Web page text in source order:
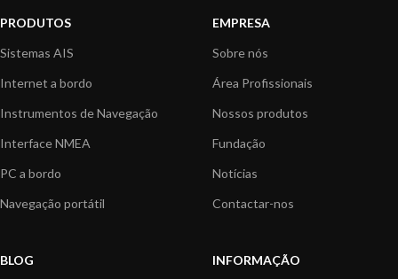
PRODUTOS
Sistemas AIS
Internet a bordo
Instrumentos de Navegação
Interface NMEA
PC a bordo
Navegação portátil
EMPRESA
Sobre nós
Área Profissionais
Nossos produtos
Fundação
Notícias
Contactar-nos
BLOG
INFORMAÇÃO